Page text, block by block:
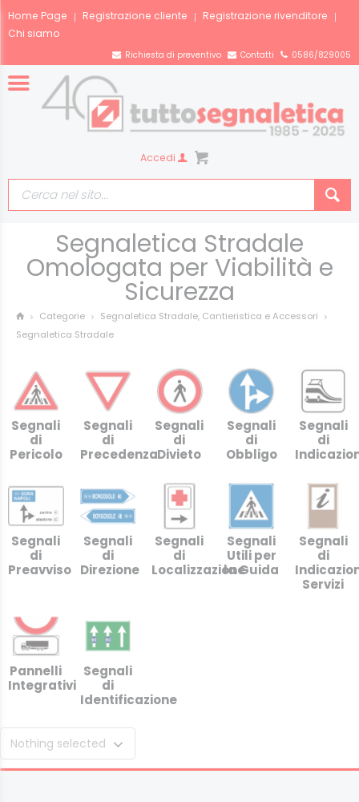
Home Page Registrazione cliente
Registrazione rivenditore
Chi siamo
Richiesta di preventivo Contatti 0586/829005
Accedi
Segnaletica Stradale
Omologata per Viabilità e
Sicurezza
Categorie
Segnaletica Stradale, Cantieristica e Accessori
Segnaletica Stradale
Segnali
di
Pericolo
Segnali
di
Precedenza
Segnali
di
Divieto
Segnali
di
Obbligo
Segnali
di
Segnali
di
Preavviso
Segnali
di
Direzione
Segnali
di
Localizzazione
Segnali
Utili per
la Guida
Segnali
di
Servizi
Pannelli
Integrativi
Segnali
di
Identificazione
Nothing selected